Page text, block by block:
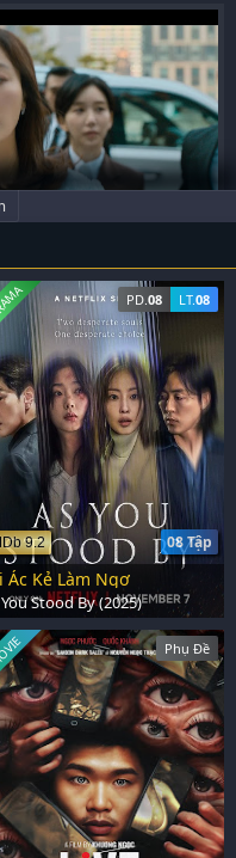
PD. 08 LT.08
08 Tập
9.2
Ác Kẻ Làm Ngơ
Stood By (2025)
Phụ Đề